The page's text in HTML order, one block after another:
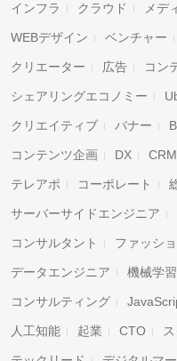
インフラ クラウド メデ
WEBデザイン ベンチャー
クリエーター 広告 コン
シェアリングエコノミー
クリエイティブ バナー
コンテンツ企画 DX CRM
テレアポ コーポレート
サーバーサイドエンジニア
コンサルタント ファッシ
データエンジニア 機械学習
コンサルティング
人工知能 起業 CTO